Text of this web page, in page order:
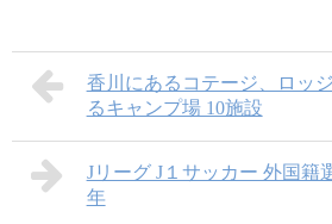
香川にあるコテージ、ロッ
るキャンプ場 10施設
Jリーグ J１サッカー 外国籍
年